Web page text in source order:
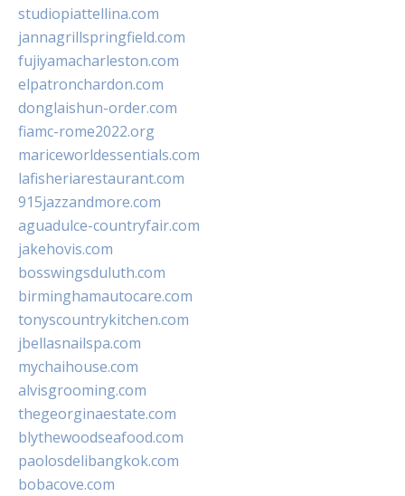
studiopiattellina.com
jannagrillspringfield.com
fujiyamacharleston.com
elpatronchardon.com
donglaishun-order.com
fiamc-rome2022.org
mariceworldessentials.com
lafisheriarestaurant.com
915jazzandmore.com
aguadulce-countryfair.com
jakehovis.com
bosswingsduluth.com
birminghamautocare.com
tonyscountrykitchen.com
jbellasnailspa.com
mychaihouse.com
alvisgrooming.com
thegeorginaestate.com
blythewoodseafood.com
paolosdelibangkok.com
bobacove.com